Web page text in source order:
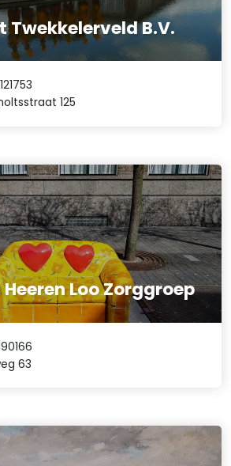
Twekkelerveld B.V.
125
Loo Zorggroep
63